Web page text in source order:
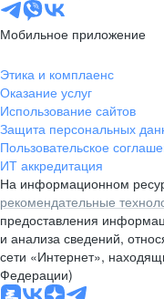
Мобильное приложение
Этика и комплаенс
Оказание услуг
Использование сайтов
Защита персональных
Пользовательское
ИТ аккредитация
На информационном
рекомендательные
предоставления
и анализа сведений,
сети «Интернет»,
Федерации)